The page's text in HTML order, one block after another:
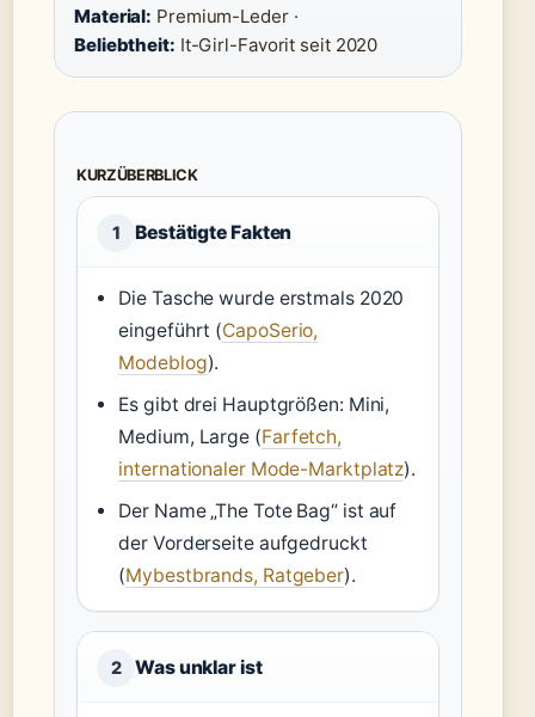
Material: Premium-Leder ·
Beliebtheit: It-Girl-Favorit seit 2020
KURZÜBERBLICK
1 Bestätigte Fakten
Die Tasche wurde erstmals 2020
eingeführt (CapoSerio,
Modeblog).
Es gibt drei Hauptgrößen: Mini,
Medium, Large (Farfetch,
internationaler Mode-Marktplatz).
Der Name „The Tote Bag“ ist auf
der Vorderseite aufgedruckt
(Mybestbrands, Ratgeber).
2 Was unklar ist